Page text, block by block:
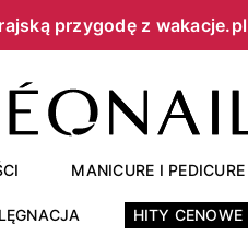
przygodę z
MANICURE I PEDICURE
HITY CENOWE